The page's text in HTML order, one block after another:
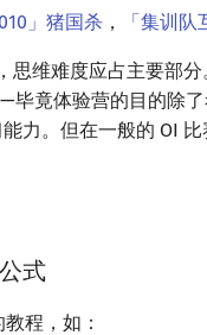
」猪国杀 ， 「集训
思维难度应占主要部分
毕竟体验营的目的除
力。但在一般的 OI
式
程，如：